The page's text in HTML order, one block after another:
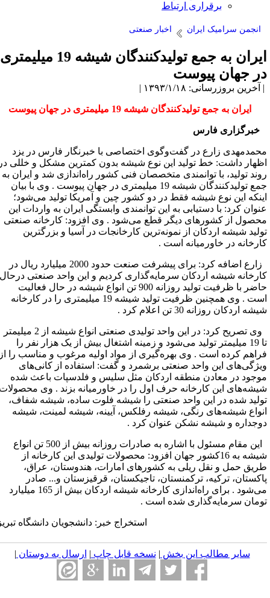
برقراری ارتباط
انجمن سرامیک ایران اخبار صنعتی
ایران به جمع تولیدکنندگان شیشه 19 میلیمتری
جهان پیوست
بروزرسانی: ۱۳۹۳/۱/۱۸ |
ایران به جمع تولید‌کنندگان شیشه 19 میلیمتری در جهان پیوست
خبرگزاری فارس
زارع در گفت‌وگوی اختصاصی با خبرنگار فارس در یزد
داشت: خط تولید این نوع شیشه بدون کمترین مشکل و خللی در
تولید، با توانمندی متخصصان فنی کشور راه‌اندازی شد و ایران به
جمع تولید‌کنندگان شیشه 19 میلیمتری در جهان پیوست . وی با بیان
این نوع شیشه فقط در دو کشور چین و آمریکا تولید می‌شود؛
کرد: با دستیابی به این توانمندی وابستگی ایران به واردات این
از کشورهای دیگر قطع می‌شود . وی افزود: کارخانه صنعتی
شیشه اردکان از نمونه‌ترین کارخانجات در آسیا و بزرگترین
در خاورمیانه است .
زارع اضافه کرد: برای پیشرفت صنعت حدود 2000 میلیارد ریال در
شیشه اردکان سرمایه‌گذاری کردیم و این واحد صنعتی درحال
حاضر با ظرفیت تولید روزانه 900 تن انواع شیشه در حال فعالیت
است . وی همچنین ظرفیت تولید شیشه 19 میلیمتری را در کارخانه
اردکان روزانه 30 تن اعلام کرد .
وی تصریح کرد: در این واحد تولیدی صنعتی انواع شیشه از 2 میلیمتر
تا 19 میلیمتر تولید می‌شود و زمینه اشتغال بیش از یک هزار نفر را
کرده است . وی بهره‌گیری از مواد اولیه مرغوب و مناسب را از
این واحد صنعتی برشمرد و گفت: استفاده از کانی‌های
در معادن منطقه اردکان مثل سلیس و فلدسپات باعث شده
این کارخانه حرف اول را در خاورمیانه بزند . وی محصولات
شده در این واحد صنعتی را شیشه فلوت ساده، شیشه شفاف،
شیشه‌های رنگی، شیشه رفلکس، آیینه، شیشه لمینت، شیشه
و شیشه نشکن عنوان کرد .
این مقام مسئول با اشاره به صادرات روزانه بیش از 500 تن انواع
شیشه به 16کشور جهان افزود: محصولات تولیدی این کارخانه از
حمل و نقل ریلی به کشورهای امارات، هندوستان، عراق،
ترکیه، ترکمنستان، تاجیکستان، قرقیزستان و... صادر
می‌شود . برای راه‌اندازی کارخانه شیشه اردکان بیش از 165 میلیارد
سرمایه‌گذاری شده است .
استخراج خبر: دانشجویان دانشگاه تبریز
سایر مطالب این بخش | نسخه قابل چاپ| ارسال به دوستان|